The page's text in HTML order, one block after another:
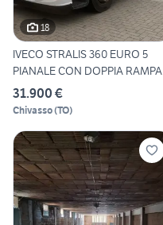
18
IVECO STRALIS 360 EURO 5
PIANALE CON DOPPIA RAMPA
31.900 €
Chivasso(TO)